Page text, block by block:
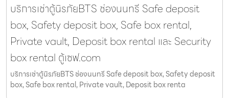
บริการเช่าตู้นิรภัยBTS ช่องนนทรี Safe deposit
box, Safety deposit box, Safe box rental,
Private vault, Deposit box rental และ Security
box rental ตู้เซฟ.com
บริการเช่าตู้นิรภัยBTS ช่องนนทรี Safe deposit box, Safety deposit
box, Safe box rental, Private vault, Deposit box renta